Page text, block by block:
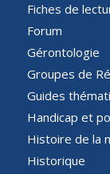
Fiches de
Forum
Gérontologie
Groupes de
Guides
Handicap et
Histoire de la
Historique